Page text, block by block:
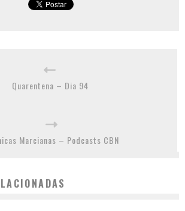
Quarentena – Dia 94
Marcianas – Podcasts CBN